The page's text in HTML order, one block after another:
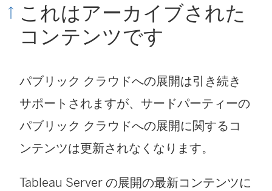
これはアーカイブされた
コンテンツです
パブリック クラウドへの展開は引き続き
サポートされますが、サードパーティーの
パブリック クラウドへの展開に関するコ
ンテンツは更新されなくなります。
Tableau Server の展開の最新コンテンツに